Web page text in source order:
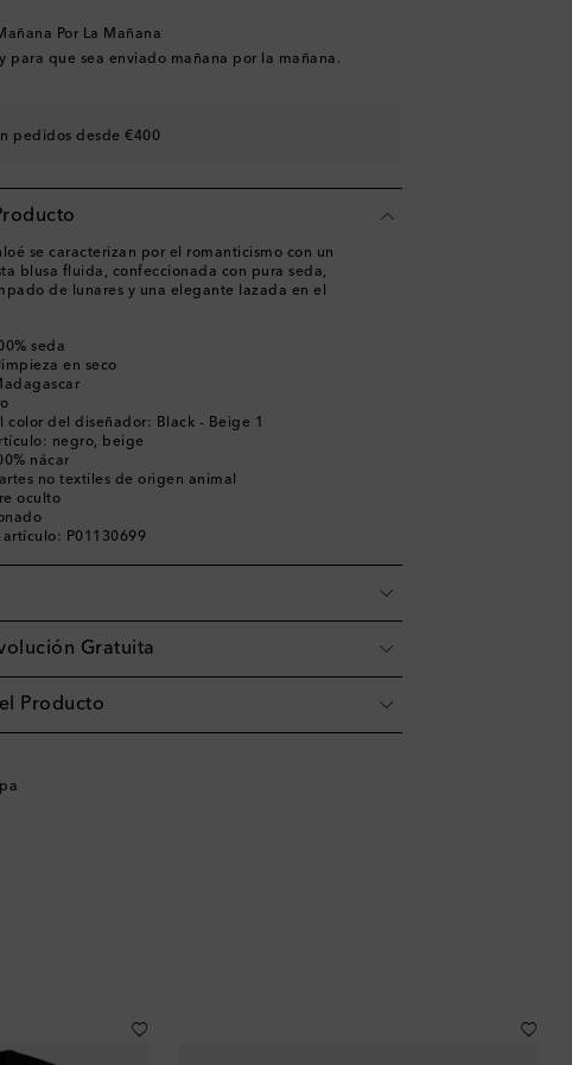
Por La Mañana
para que sea enviado mañana por la mañana.
pedidos desde €400
se caracterizan por el romanticismo con un
blusa fluida, confeccionada con pura seda,
de lunares y una elegante lazada en el
seda
en seco
color del diseñador: Black - Beige 1
negro, beige
nácar
no textiles de origen animal
oculto
artículo: P01130699
Gratuita
Producto